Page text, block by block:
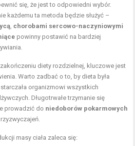
się, że jest to odpowiedni wybór.
każdemu ta metoda będzie służyć –
chorobami sercowo-naczyniowymi
powinny postawić na bardziej
diety rozdzielnej, kluczowe jest
Warto zadbać o to, by dieta była
organizmowi wszystkich
Długotrwałe trzymanie się
prowadzić do niedoborów pokarmowych
masy ciała zaleca się: